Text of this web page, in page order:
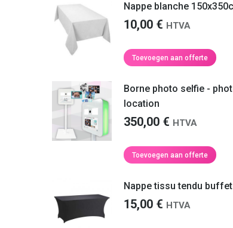
optie
kan
worden
Nappe blanche
10,00 € HTVA
Toevoegen aan offerte
Borne photo selfie -
location
350,00 € HTVA
Toevoegen aan offerte
Nappe tissu tendu buffet
15,00 € HTVA